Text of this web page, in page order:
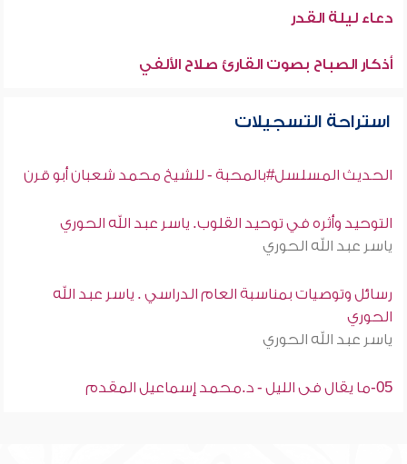
دعاء ليلة القدر
أذكار الصباح بصوت القارئ صلاح الألفي
استراحة التسجيلات
الحديث المسلسل#بالمحبة - للشيخ محمد شعبان أبو قرن
التوحيد وأثره في توحيد القلوب. ياسر عبد الله الحوري
ياسر عبد الله الحوري
رسائل وتوصيات بمناسبة العام الدراسي . ياسر عبد الله
الحوري
ياسر عبد الله الحوري
05-ما يقال فى الليل - د.محمد إسماعيل المقدم